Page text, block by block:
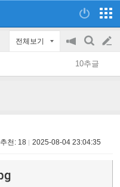
전체보기
공
지
on/off
검
색
글
쓰
10추글
추천: 18 2025-08-04 23:04:35